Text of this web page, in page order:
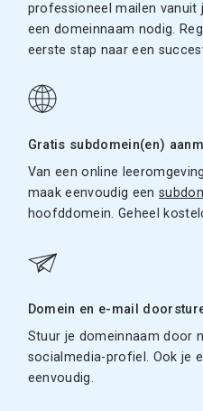
professioneel mailen vanuit
een domeinnaam nodig.
eerste stap naar een
Gratis subdomein(en)
Van een online
maak eenvoudig een
hoofddomein. Geheel
Domein en e-mail
Stuur je domeinnaam door
socialmedia-profiel. Ook je
eenvoudig.